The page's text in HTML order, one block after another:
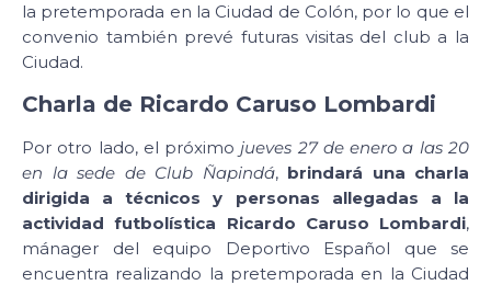
la pretemporada en la Ciudad de Colón, por lo que el
convenio también prevé futuras visitas del club a la
Ciudad.
Charla de Ricardo Caruso Lombardi
Por otro lado, el próximo jueves 27 de enero a las 20
en la sede de Club Ñapindá, brindará una charla
dirigida a técnicos y personas allegadas a la
actividad futbolística Ricardo Caruso Lombardi,
mánager del equipo Deportivo Español que se
encuentra realizando la pretemporada en la Ciudad